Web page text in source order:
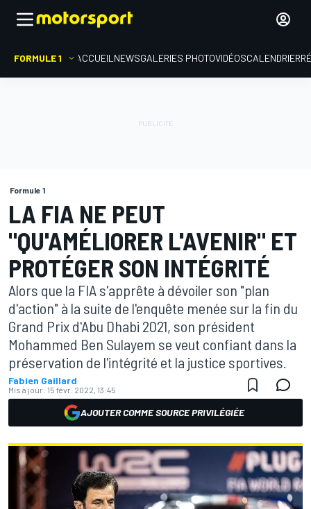
FORMULE 1 ACCUEIL NEWSGALERIES PHOTOVIDÉOSCALENDRIER
Formule 1
LA FIA NE PEUT
"QU'AMÉLIORER L'AVENIR" ET
PROTÉGER SON INTÉGRITÉ
Alors que la FIA s'apprête à dévoiler son "plan
d'action" à la suite de l'enquête menée sur la fin du
Grand Prix d'Abu Dhabi 2021, son président
Mohammed Ben Sulayem se veut confiant dans la
préservation de l'intégrité et la justice sportives.
Fabien Gaillard
Mis à jour: 15 févr. 2022, 13:45
AJOUTER COMME SOURCE PRIVILÉGIÉE